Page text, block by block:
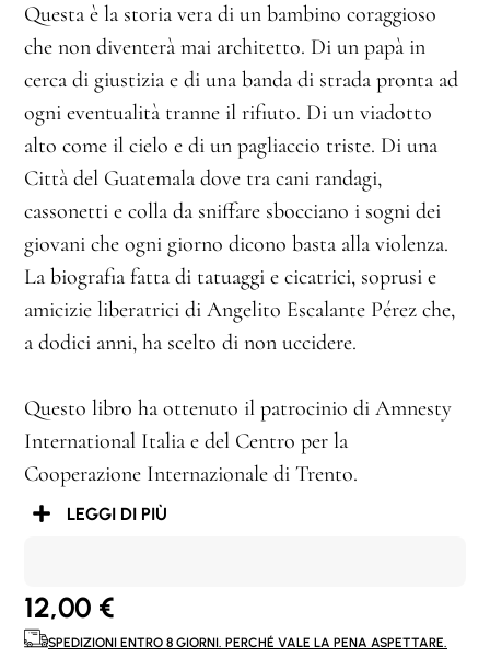
Questa è la storia vera di un bambino coraggioso
che non diventerà mai architetto. Di un papà in
cerca di giustizia e di una banda di strada pronta ad
ogni eventualità tranne il rifiuto. Di un viadotto
alto come il cielo e di un pagliaccio triste. Di una
Città del Guatemala dove tra cani randagi,
cassonetti e colla da sniffare sbocciano i sogni dei
giovani che ogni giorno dicono basta alla violenza.
La biografia fatta di tatuaggi e cicatrici, soprusi e
amicizie liberatrici di Angelito Escalante Pérez che,
a dodici anni, ha scelto di non uccidere.
Questo libro ha ottenuto il patrocinio di Amnesty
International Italia e del Centro per la
Cooperazione Internazionale di Trento.
LEGGI DI PIÙ
12,00 €
SPEDIZIONI ENTRO 8 GIORNI. PERCHÉ VALE LA PENA ASPETTARE.